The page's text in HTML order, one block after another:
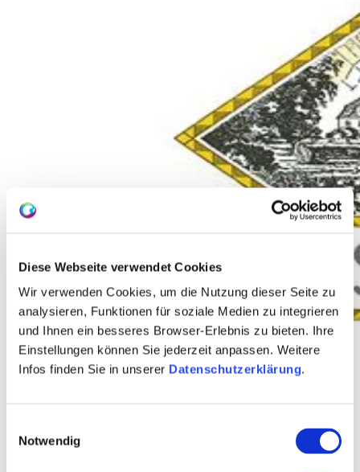
Diese Webseite verwendet Cookies
Wir verwenden Cookies, um die Nutzung dieser Seite zu
analysieren, Funktionen für soziale Medien zu integrieren
und Ihnen ein besseres Browser-Erlebnis zu bieten. Ihre
Einstellungen können Sie jederzeit anpassen. Weitere
Infos finden Sie in unserer Datenschutzerklärung.
Notwendig